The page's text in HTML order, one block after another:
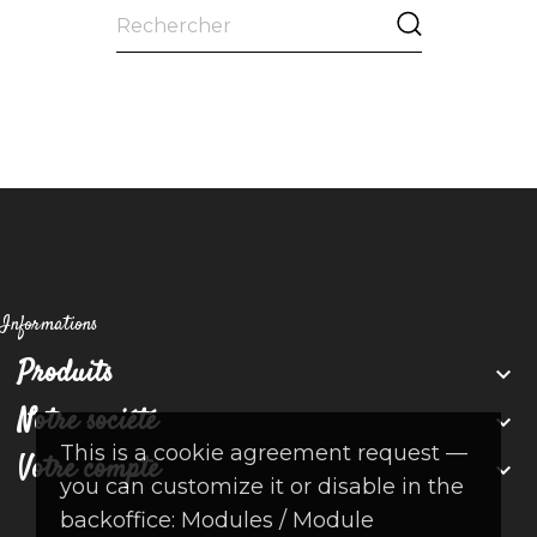
This is a cookie agreement request —
you can customize it or disable in the
backoffice: Modules / Module
Informations
Produits 
Notre société 
Votre compte 